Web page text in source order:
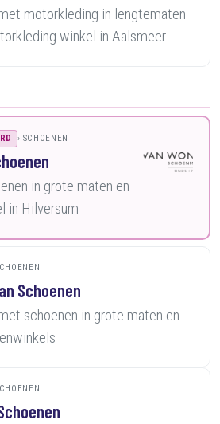
motorkleding in lengtematen
winkel in Aalsmeer
SCHOENEN
in grote maten en
in Hilversum
Schoenen
schoenen in grote maten en